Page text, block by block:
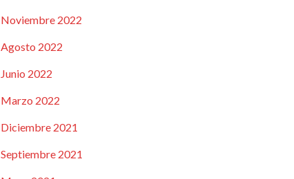
Noviembre 2022
Agosto 2022
Junio 2022
Marzo 2022
Diciembre 2021
Septiembre 2021